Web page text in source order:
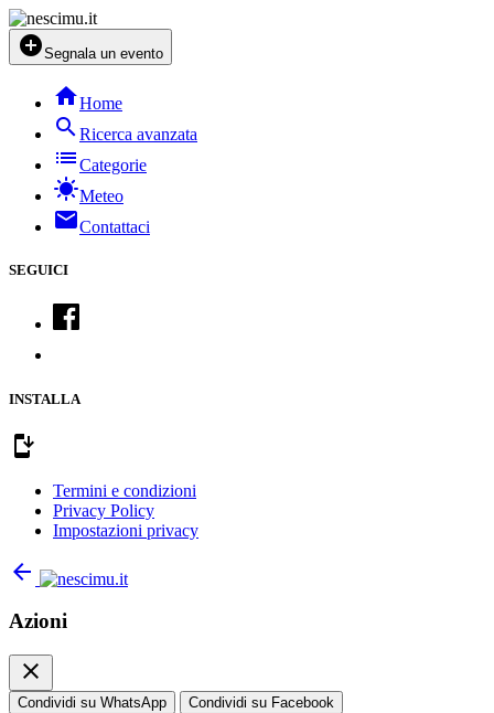
add_circleSegnala un evento
homeHome
searchRicerca avanzata
listCategorie
sunnyMeteo
mailContattaci
SEGUICI
INSTALLA
install_mobile
Termini e condizioni
Privacy Policy
Impostazioni privacy
arrow_back
Azioni
close
Condividi su WhatsApp Condividi su Facebook